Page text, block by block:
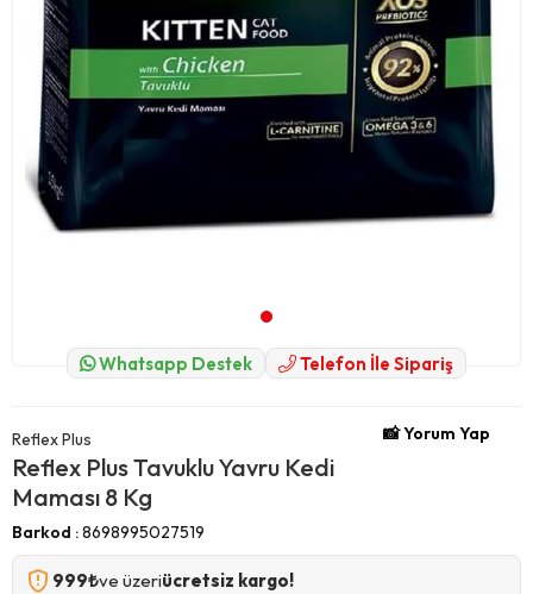
Whatsapp Destek Telefon İle Sipariş
Reflex Plus
Reflex Plus Tavuklu Yavru Kedi
Maması 8 Kg
📸 Yorum Yap
Barkod :8698995027519
999₺ve üzeriücretsiz kargo!